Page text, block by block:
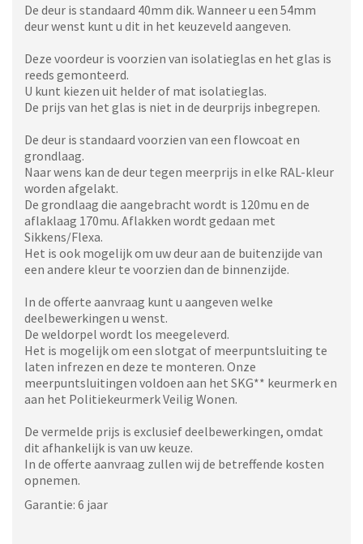
De deur is standaard 40mm dik. Wanneer u een 54mm
deur wenst kunt u dit in het keuzeveld aangeven.
Deze voordeur is voorzien van isolatieglas en het glas is
reeds gemonteerd.
U kunt kiezen uit helder of mat isolatieglas.
De prijs van het glas is niet in de deurprijs inbegrepen.
De deur is standaard voorzien van een flowcoat en
grondlaag.
Naar wens kan de deur tegen meerprijs in elke RAL-kleur
worden afgelakt.
De grondlaag die aangebracht wordt is 120mu en de
aflaklaag 170mu. Aflakken wordt gedaan met
Sikkens/Flexa.
Het is ook mogelijk om uw deur aan de buitenzijde van
een andere kleur te voorzien dan de binnenzijde.
In de offerte aanvraag kunt u aangeven welke
deelbewerkingen u wenst.
De weldorpel wordt los meegeleverd.
Het is mogelijk om een slotgat of meerpuntsluiting te
laten infrezen en deze te monteren. Onze
meerpuntsluitingen voldoen aan het SKG** keurmerk en
aan het Politiekeurmerk Veilig Wonen.
De vermelde prijs is exclusief deelbewerkingen, omdat
dit afhankelijk is van uw keuze.
In de offerte aanvraag zullen wij de betreffende kosten
opnemen.
Garantie: 6 jaar